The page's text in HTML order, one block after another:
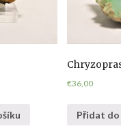
€36,00
Přidat do